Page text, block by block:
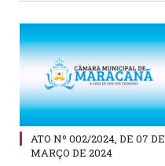
ATO Nº 002/2024, DE 07 DE
MARÇO DE 2024